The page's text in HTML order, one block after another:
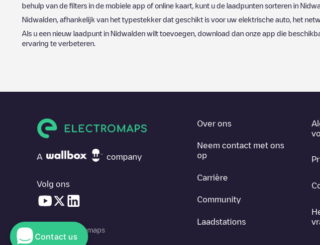
behulp van de filters in de mobiele app of online kaart, kunt u de laadpunten sorteren in
Nidwalden , afhankelijk van het typestekker dat geschikt is voor uw elektrische auto, het
Als u een nieuw laadpunt in Nidwalden wilt toevoegen, download dan onze app die
ervaring te verbeteren.
A company
Volg ons
© 2026 Electromaps
Over ons
Neem contact met ons
op
Carrière
Community
Laadstations
Contact us